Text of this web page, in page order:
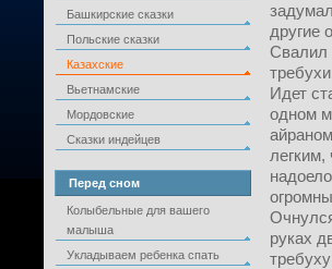
Башкирские сказки
Польские сказки
Казахские
Вьетнамские
Мордовские
Сказки индейцев
Перед сном
Колыбельные для вашего
малыша
Укладываем ребенка спать
другие
Свалил
Идет
одном
легким,
руках